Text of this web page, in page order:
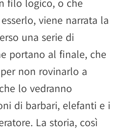
filo logico, o che
viene narrata la
una serie di
portano al finale, che
non rovinarlo a
lo vedranno
di barbari, elefanti e i
La storia, così